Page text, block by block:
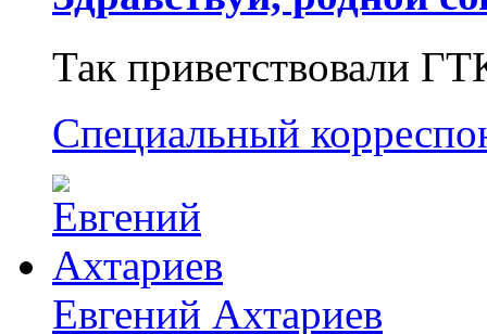
Так приветствовали
Специальный
Евгений Ахтариев